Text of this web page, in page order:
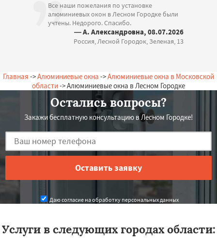
Все наши пожелания по установке
алюминиевых окон в Лесном Городке были
учтены. Недорого. Спасибо.
— А. Александровна, 08.07.2026
Россия, Лесной Городок, Зеленая, 13
Главная ->Алюминиевые окна ->Алюминиевые окна в Московской
области-> Алюминиевые окна в Лесном Городке
Остались вопросы?
Закажи бесплатную консультацию в Лесном Городке!
Даю согласие на обработку персональных данных
Услуги в следующих городах области: